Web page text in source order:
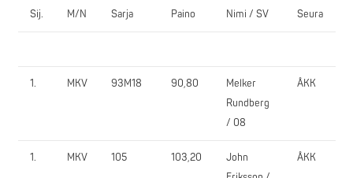
Sij. M/N Sarja Paino Nimi / SV Seura
1. MKV 93M18 90,80
Melker
Rundberg
/ 08
ÅKK
1. MKV 105 103,20
John
ÅKK